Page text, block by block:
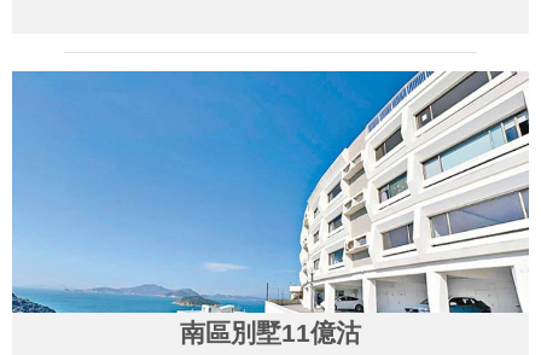
南區別墅11億沽